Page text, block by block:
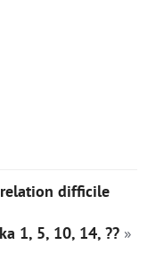
difficile
1, 5, 10, 14, ??»